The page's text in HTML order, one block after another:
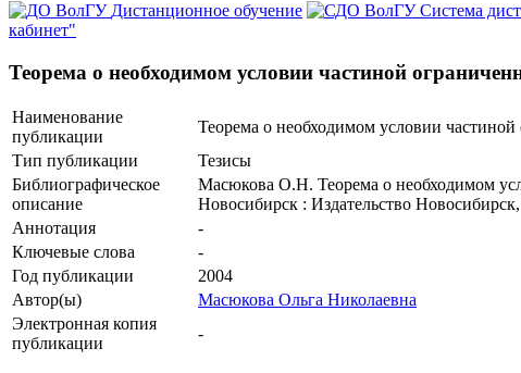
Дистанционное обучение
Система
кабинет"
Теорема о необходимом условии частиной
Наименование
публикации
Теорема о необходимом условии частиной
Тип публикации
Тезисы
Библиографическое
описание
Масюкова О.Н. Теорема о необходимом
Новосибирск : Издательство
Аннотация
-
Ключевые cлова
-
Год публикации
2004
Автор(ы)
Масюкова Ольга Николаевна
Электронная копия
публикации
-